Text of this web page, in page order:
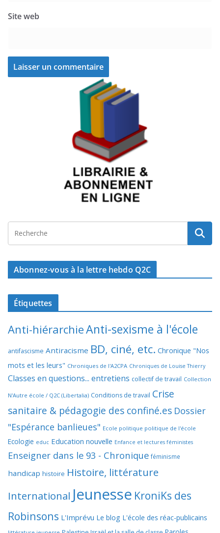
Site web
Abonnez-vous à la lettre hebdo Q2C
Étiquettes
Anti-hiérarchieAnti-sexisme à l'école
antifascisme Antiracisme BD, ciné, etc. Chronique "Nos
mots et les leurs" Chroniques de l'A2CPA Chroniques de Louise Thierry
Classes en questions... entretiens collectif de travail Collection
N'Autre école / Q2C (Libertalia) Conditions de travail Crise
sanitaire & pédagogie des confiné.es Dossier
"Espérance banlieues" Ecole politique politique de l'école
Ecologie educ Education nouvelle Enfance et lectures féministes
Enseigner dans le 93 - Chronique féminisme
handicap histoire Histoire, littérature
International Jeunesse KroniKs des
Robinsons L'Imprévu Le blog L'école des réac-publicains